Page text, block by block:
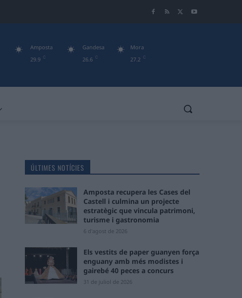
29.9 C
Amposta
26.6 C
Gandesa
27.2 C
Mora
ÚLTIMES NOTÍCIES
Amposta recupera les Cases del
Castell i culmina un projecte
estratègic que vincula patrimoni,
turisme i gastronomia
6 d'agost de 2026
Els vestits de paper guanyen força
enguany amb més modistes i
gairebé 40 peces a concurs
31 de juliol de 2026